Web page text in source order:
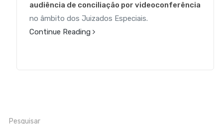
audiência de conciliação por videoconferência
no âmbito dos Juizados Especiais.
Continue Reading
Pesquisar